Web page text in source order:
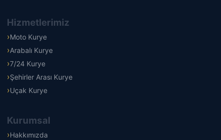
Hizmetlerimiz
Moto Kurye
Arabalı Kurye
7/24 Kurye
Şehirler Arası Kurye
Uçak Kurye
Kurumsal
Hakkımızda